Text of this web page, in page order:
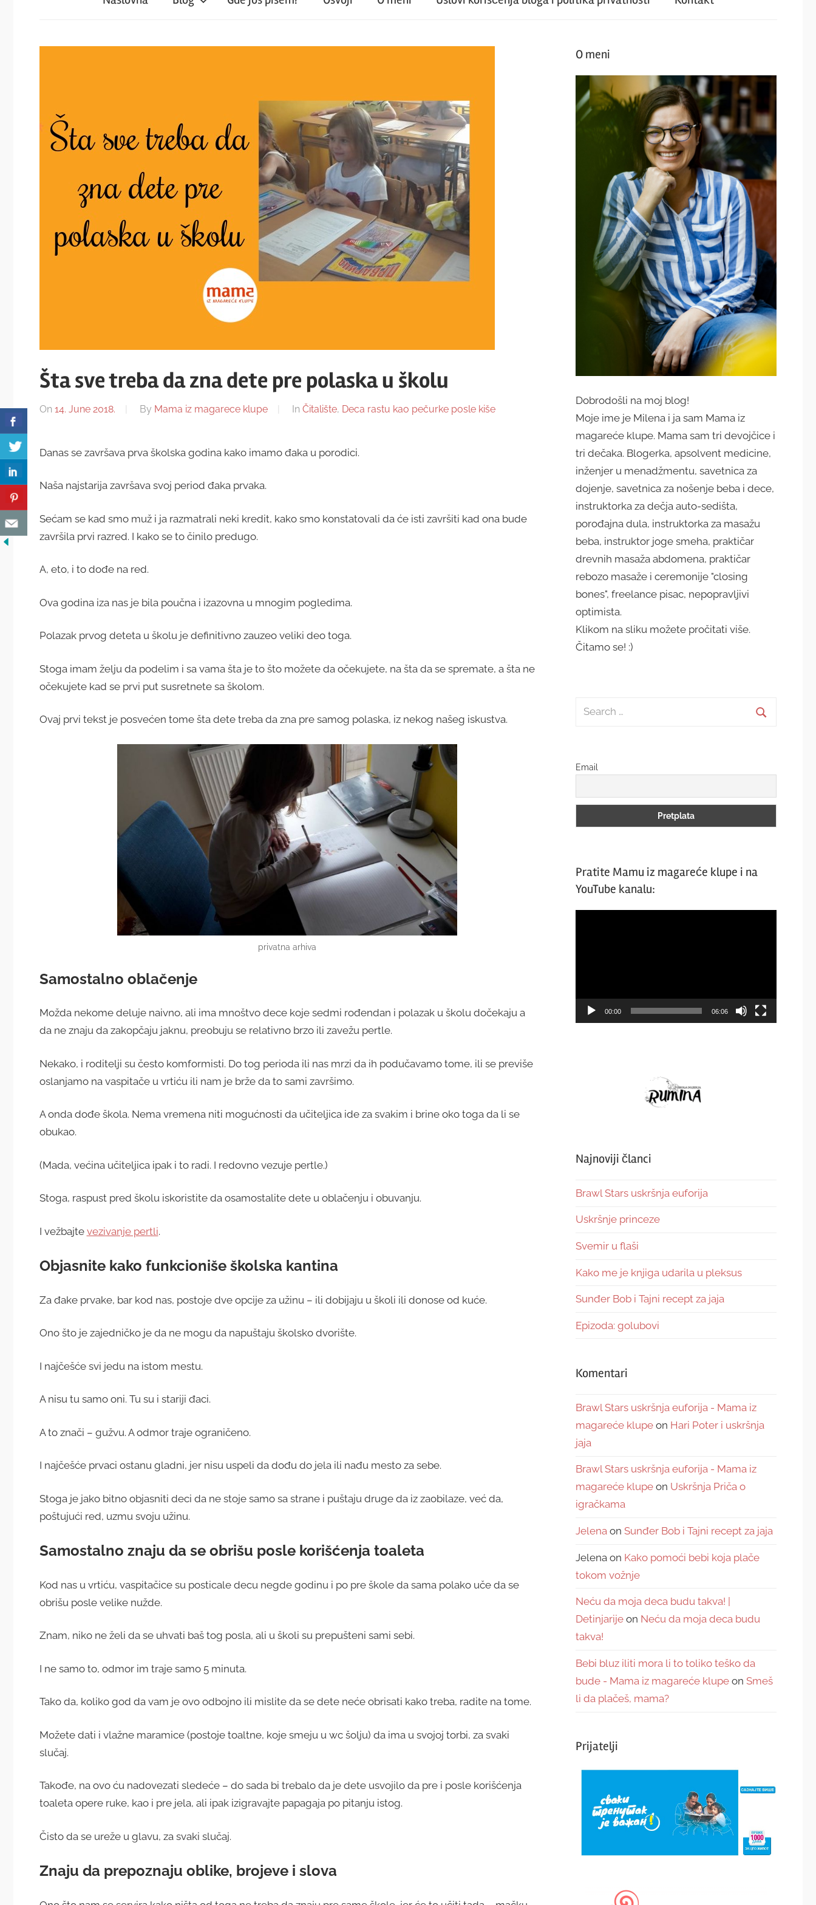
magareće
Šta sve treba da zna dete pre polaska u školu
On 14. June 2018. By Mama iz magarece klupe In Čitalište, Deca rastu kao pečurke posle kiše
Danas se završava prva školska godina kako imamo đaka u porodici.
Naša najstarija završava svoj period đaka prvaka.
Sećam se kad smo muž i ja razmatrali neki kredit, kako smo konstatovali da će isti završiti kad ona bude
završila prvi razred. I kako se to činilo predugo.
A, eto, i to dođe na red.
Ova godina iza nas je bila poučna i izazovna u mnogim pogledima.
Polazak prvog deteta u školu je definitivno zauzeo veliki deo toga.
Stoga imam želju da podelim i sa vama šta je to što možete da očekujete, na šta da se spremate, a šta ne
očekujete kad se prvi put susretnete sa školom.
Ovaj prvi tekst je posvećen tome šta dete treba da zna pre samog polaska, iz nekog našeg iskustva.
privatna arhiva
Samostalno oblačenje
Možda nekome deluje naivno, ali ima mnoštvo dece koje sedmi rođendan i polazak u školu dočekaju a
da ne znaju da zakopčaju jaknu, preobuju se relativno brzo ili zavežu pertle.
Nekako, i roditelji su često komformisti. Do tog perioda ili nas mrzi da ih podučavamo tome, ili se previše
oslanjamo na vaspitače u vrtiću ili nam je brže da to sami završimo.
A onda dođe škola. Nema vremena niti mogućnosti da učiteljica ide za svakim i brine oko toga da li se
obukao.
(Mada, većina učiteljica ipak i to radi. I redovno vezuje pertle.)
Stoga, raspust pred školu iskoristite da osamostalite dete u oblačenju i obuvanju.
I vežbajte vezivanje pertli.
Objasnite kako funkcioniše školska kantina
Za đake prvake, bar kod nas, postoje dve opcije za užinu – ili dobijaju u školi ili donose od kuće.
Ono što je zajedničko je da ne mogu da napuštaju školsko dvorište.
I najčešće svi jedu na istom mestu.
A nisu tu samo oni. Tu su i stariji đaci.
A to znači – gužvu. A odmor traje ograničeno.
I najčešće prvaci ostanu gladni, jer nisu uspeli da dođu do jela ili nađu mesto za sebe.
Stoga je jako bitno objasniti deci da ne stoje samo sa strane i puštaju druge da iz zaobilaze, već da,
poštujući red, uzmu svoju užinu.
Samostalno znaju da se obrišu posle korišćenja toaleta
Kod nas u vrtiću, vaspitačice su posticale decu negde godinu i po pre škole da sama polako uče da se
obrišu posle velike nužde.
Znam, niko ne želi da se uhvati baš tog posla, ali u školi su prepušteni sami sebi.
I ne samo to, odmor im traje samo 5 minuta.
Tako da, koliko god da vam je ovo odbojno ili mislite da se dete neće obrisati kako treba, radite na tome.
Možete dati i vlažne maramice (postoje toaltne, koje smeju u wc šolju) da ima u svojoj torbi, za svaki
slučaj.
Takođe, na ovo ću nadovezati sledeće – do sada bi trebalo da je dete usvojilo da pre i posle korišćenja
toaleta opere ruke, kao i pre jela, ali ipak izigravajte papagaja po pitanju istog.
Čisto da se ureže u glavu, za svaki slučaj.
Znaju da prepoznaju oblike, brojeve i slova
O meni
Dobrodošli na moj blog!
Moje ime je Milena i ja sam Mama iz
magareće klupe. Mama sam tri devojčice i
tri dečaka. Blogerka, apsolvent medicine,
inženjer u menadžmentu, savetnica za
dojenje, savetnica za nošenje beba i dece,
instruktorka za dečja auto-sedišta,
porođajna dula, instruktorka za masažu
beba, instruktor joge smeha, praktičar
drevnih masaža abdomena, praktičar
rebozo masaže i ceremonije "closing
bones", freelance pisac, nepopravljivi
optimista.
Klikom na sliku možete pročitati više.
Čitamo se! :)
Search
Email
Pratite Mamu iz magareće klupe i na
YouTube kanalu:
00:00 06:06
Najnoviji članci
Brawl Stars uskršnja euforija
Uskršnje princeze
Svemir u flaši
Kako me je knjiga udarila u pleksus
Sunđer Bob i Tajni recept za jaja
Epizoda: golubovi
Komentari
Brawl Stars uskršnja euforija - Mama iz
magareće klupe on Hari Poter i uskršnja
jaja
Brawl Stars uskršnja euforija - Mama iz
magareće klupe on Uskršnja Priča o
igračkama
Jelena on Sunđer Bob i Tajni recept za jaja
Jelena on Kako pomoći bebi koja plače
tokom vožnje
Neću da moja deca budu takva! |
Detinjarije on Neću da moja deca budu
takva!
Bebi bluz iliti mora li to toliko teško da
bude - Mama iz magareće klupe on Smeš
li da plačeš, mama?
Prijatelji